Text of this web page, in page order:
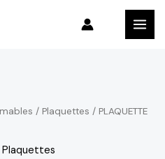
/ Plaquettes / PLAQUETTE
Plaquettes